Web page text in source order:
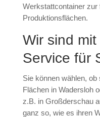
Werkstattcontainer zur
Produktionsflächen.
Wir sind
Service für
Sie können wählen,
Flächen in Wadersloh
z.B. in Großderschau
ganz so, wie es ihren